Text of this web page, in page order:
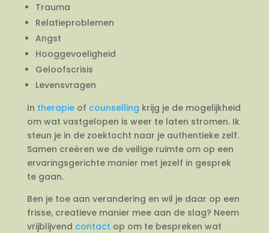
Trauma
Relatieproblemen
Angst
Hooggevoeligheid
Geloofscrisis
Levensvragen
In therapieof counselling krijg je de mogelijkheid
om wat vastgelopen is weer te laten stromen. Ik
steun je in de zoektocht naar je authentieke zelf.
Samen creëren we de veilige ruimte om op een
ervaringsgerichte manier met jezelf in gesprek
te gaan.
Ben je toe aan verandering en wil je daar op een
frisse, creatieve manier mee aan de slag? Neem
vrijblijvend contact op om te bespreken wat